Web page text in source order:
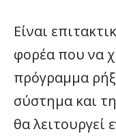
Είναι
φορέα που να
πρόγραμμα
σύστημα και
θα λειτουργεί